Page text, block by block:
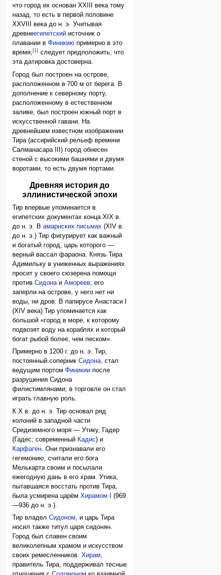
что город их основан XXIII века тому
назад, то есть в первой половине
XXVIII века до н. э. Учитывая
древнеегипетский источник о
плавании вФиникию примерно в это
время,[1] следует предположить, что
эта датировка достоверна.
Город был построен на острове,
расположенном в 700 м от берега. В
дополнение к северному порту,
расположенному в естественном
заливе, был построен южный порт в
искусственной гавани. На
древнейшем известном изображении
Тира (ассирийский рельеф времени
Салманасара III) город обнесен
стеной с высокими башнями и двумя
воротами, то есть двумя портами.
Древняя история до
эллинистической эпохи
Тир впервые упоминается в
египетских документах конца XIX в.
до н. э. Вамарнских письмах (XIV в.
до н. э.) Тир фигурирует как важный
и богатый город, царь которого —
верный вассал фараона. Князь Тира
Адимильку в униженных выражениях
просит у своего сюзерена помощи
противСидонаиАмореев; его
заперли на острове, у него нет ни
воды, ни дров. В папирусе Анастаси I
(XIV века) Тир упоминается как
большой «город в море, к которому
подвозят воду на кораблях и который
богат рыбой более, чем песком».
Примерно в 1200 г. до н. э. Тир,
постоянный соперникСидона, стал
ведущим портомФиникии после
разрушения Сидона
филистимлянами; в торговле он стал
играть главную роль.
К X в. до н. э. Тир основал ряд
колоний в западной части
Средиземного моря — Утику, Гадер
(Гадес; современный Кадис) и
Карфаген . Они признавали его
гегемонию, считали его бога
Мелькарта своим и посылали
ежегодную дань в его храм. Утика,
пытавшаяся восстать против Тира,
была усмирена царёмХирамом I
(969
—936 до н. э.).
Тир владелСидоном, и царь Тира
носил также титул царя сидонян.
Город был славен своим
великолепным храмом и искусством
своих ремесленников.Хирам,
правитель Тира, поддерживал тесные